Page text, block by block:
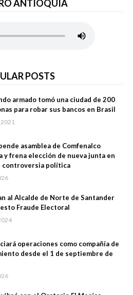
ANTIOQUIA
POSTS
armado tomó una ciudad de 200
para robar sus bancos en Brasil
asamblea de Comfenalco
y frena elección de nueva junta en
controversia política
al Alcalde de Norte de Santander
Fraude Electoral
operaciones como compañía de
desde el 1 de septiembre de